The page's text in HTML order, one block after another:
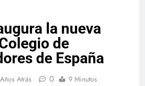
la nueva
de
de España
Atrás 0 9 Minutos